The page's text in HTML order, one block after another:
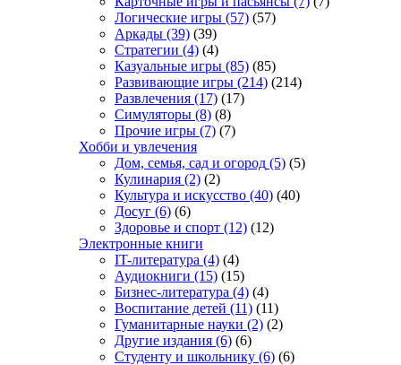
Логические игры (57) (57)
Аркады (39) (39)
Стратегии (4) (4)
Казуальные игры (85) (85)
Развивающие игры (214) (214)
Развлечения (17) (17)
Симуляторы (8) (8)
Прочие игры (7) (7)
Хобби и увлечения
Дом, семья, сад и огород (5) (5)
Кулинария (2) (2)
Культура и искусство (40) (40)
Досуг (6) (6)
Здоровье и спорт (12) (12)
Электронные книги
IT-литература (4) (4)
Аудиокниги (15) (15)
Бизнес-литература (4) (4)
Воспитание детей (11) (11)
Гуманитарные науки (2) (2)
Другие издания (6) (6)
Студенту и школьнику (6) (6)